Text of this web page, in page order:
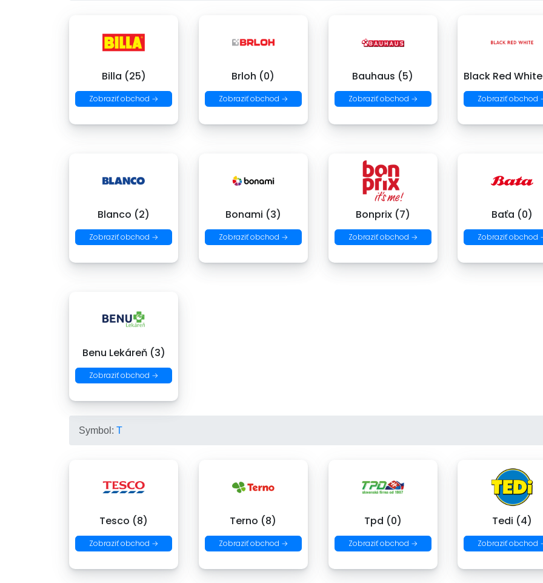
Billa (25)
Zobraziť obchod →
Brloh (0)
Zobraziť obchod →
Bauhaus (5)
Zobraziť obchod →
Black Red
Zobraziť obchod
Blanco (2)
Zobraziť obchod →
Bonami (3)
Zobraziť obchod →
Bonprix (7)
Zobraziť obchod →
Baťa (0)
Zobraziť obchod
Benu Lekáreň (3)
Zobraziť obchod →
Symbol: T
Tesco (8)
Zobraziť obchod →
Terno (8)
Zobraziť obchod →
Tpd (0)
Zobraziť obchod →
Tedi (4)
Zobraziť obchod